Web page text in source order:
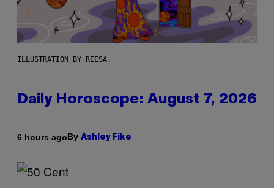
ILLUSTRATION BY REESA.
Daily Horoscope: August 7, 2026
6 hours agoBy Ashley Fike